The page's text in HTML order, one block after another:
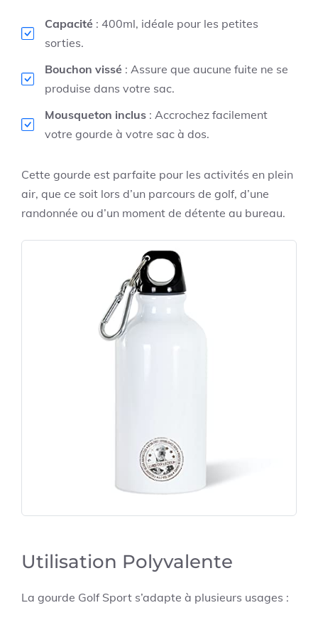
Capacité : 400ml, idéale pour les petites
sorties.
Bouchon vissé : Assure que aucune fuite ne se
produise dans votre sac.
Mousqueton inclus : Accrochez facilement
votre gourde à votre sac à dos.
Cette gourde est parfaite pour les activités en plein
air, que ce soit lors d’un parcours de golf, d’une
randonnée ou d’un moment de détente au bureau.
Utilisation Polyvalente
La gourde Golf Sport s’adapte à plusieurs usages :